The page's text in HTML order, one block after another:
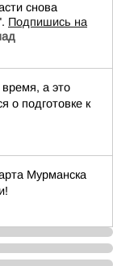
снова
Подпишись на
а это
о подготовке к
Мурманска